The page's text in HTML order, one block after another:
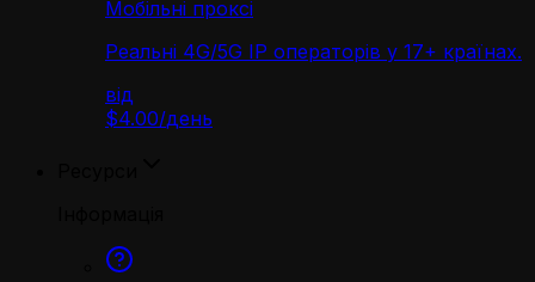
Мобільні проксі
Реальні 4G/5G IP операторів у 17+ країнах.
від
$4.00/день